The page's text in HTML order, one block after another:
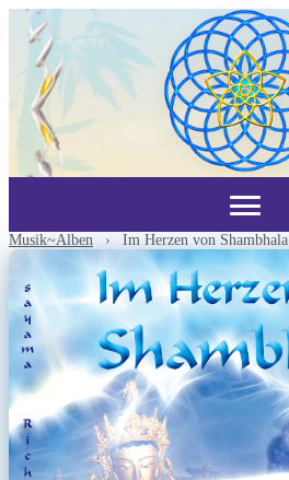
Musik~Alben › Im Herzen von Shambhala